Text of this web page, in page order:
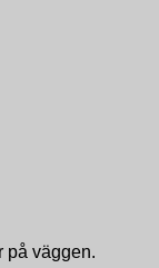
på väggen.